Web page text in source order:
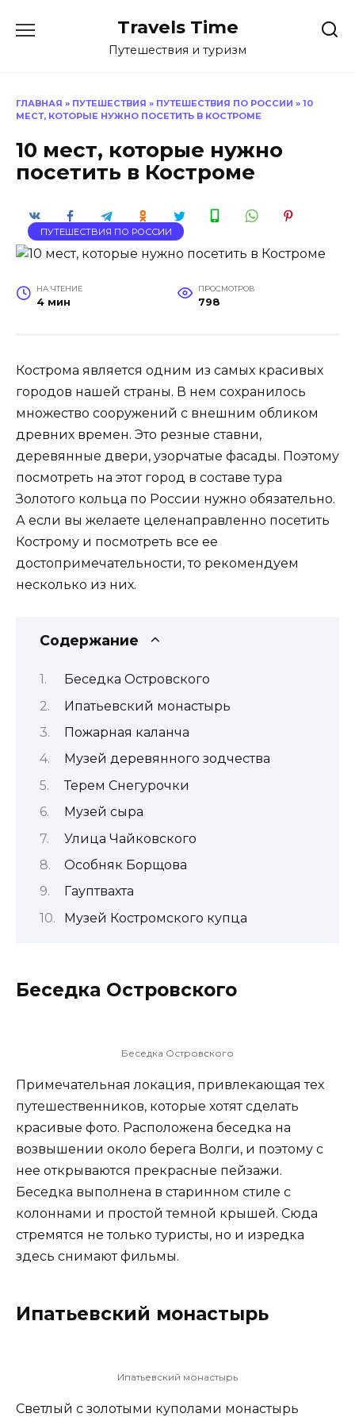
Travels Time
Путешествия и туризм
ГЛАВНАЯ » ПУТЕШЕСТВИЯ » ПУТЕШЕСТВИЯ ПО РОССИИ » 10
МЕСТ, КОТОРЫЕ НУЖНО ПОСЕТИТЬ В КОСТРОМЕ
10 мест, которые нужно
посетить в Костроме
ПУТЕШЕСТВИЯ ПО РОССИИ
НА ЧТЕНИЕ
4 мин
ПРОСМОТРОВ
798
Кострома является одним из самых красивых
городов нашей страны. В нем сохранилось
множество сооружений с внешним обликом
древних времен. Это резные ставни,
деревянные двери, узорчатые фасады. Поэтому
посмотреть на этот город в составе тура
Золотого кольца по России нужно обязательно.
А если вы желаете целенаправленно посетить
Кострому и посмотреть все ее
достопримечательности, то рекомендуем
несколько из них.
Содержание
Беседка Островского
Ипатьевский монастырь
Пожарная каланча
Музей деревянного зодчества
Терем Снегурочки
Музей сыра
Улица Чайковского
Особняк Борщова
Гауптвахта
Музей Костромского купца
Беседка Островского
Беседка Островского
Примечательная локация, привлекающая тех
путешественников, которые хотят сделать
красивые фото. Расположена беседка на
возвышении около берега Волги, и поэтому с
нее открываются прекрасные пейзажи.
Беседка выполнена в старинном стиле с
колоннами и простой темной крышей. Сюда
стремятся не только туристы, но и изредка
здесь снимают фильмы.
Ипатьевский монастырь
Ипатьевский монастырь
Светлый с золотыми куполами монастырь